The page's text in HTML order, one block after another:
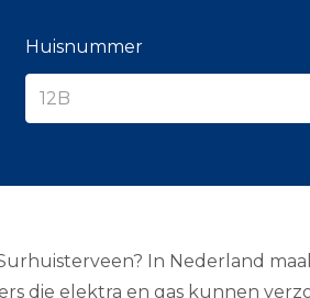
a
e
Huisnummer
In Nederland
die elektra en gas kunnen